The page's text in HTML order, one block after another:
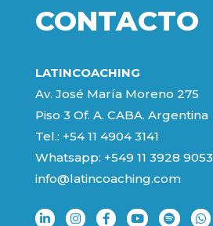
CONTACTO
LATINCOACHING
Av. José María Moreno 275
Piso 3 Of. A. CABA. Argentina
Tel.: +54 11 4904 3141
Whatsapp: +549 11 3928 9053
info@latincoaching.com